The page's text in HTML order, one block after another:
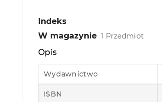
Indeks
W magazynie 1 Przedmiot
Opis
Wydawnictwo
ISBN